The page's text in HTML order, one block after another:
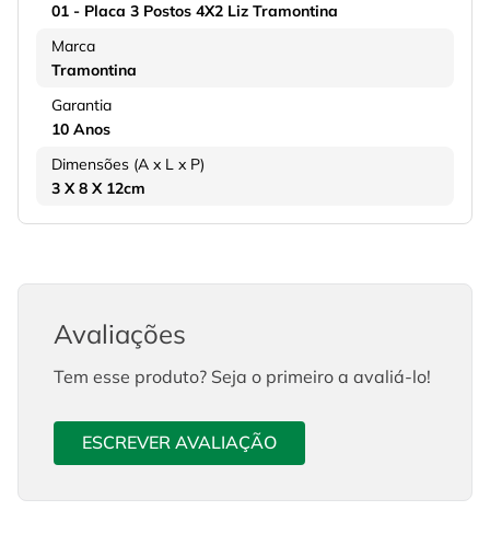
01 - Placa 3 Postos 4X2 Liz Tramontina
Marca
Tramontina
Garantia
10 Anos
Dimensões (A x L x P)
3 X 8 X 12cm
Avaliações
Tem esse produto? Seja o primeiro a avaliá-lo!
ESCREVER AVALIAÇÃO